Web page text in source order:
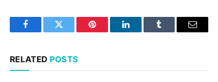
FacebookTwitter Pinterest LinkedInTumblr Email
RELATED POSTS